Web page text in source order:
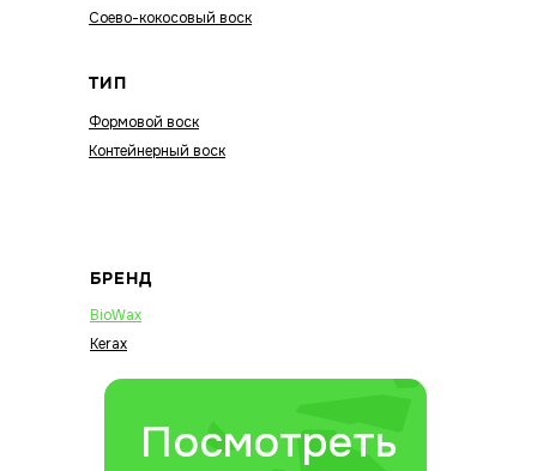
Соево-кокосовый воск
ТИП
Формовой воск
Контейнерный воск
БРЕНД
BioWax
Kerax
Посмотреть